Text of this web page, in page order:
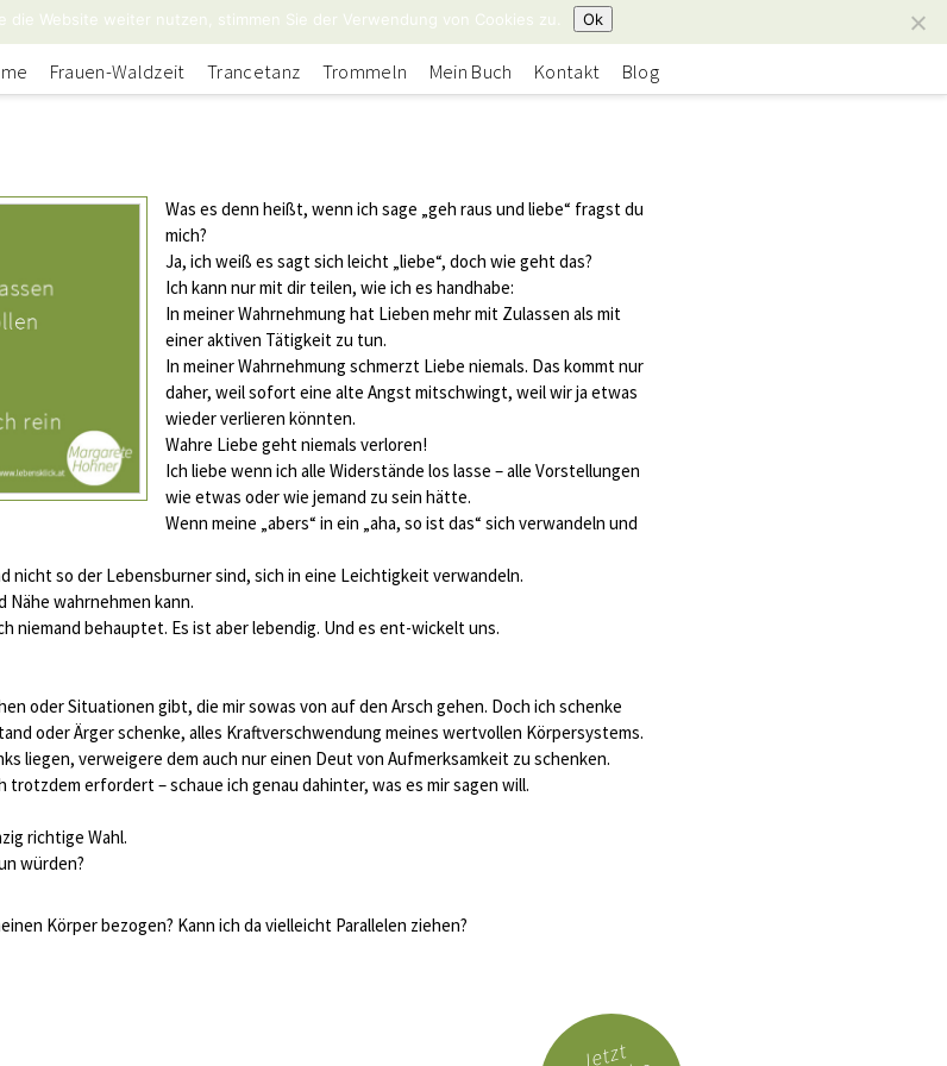
Frauen-Waldzeit Trancetanz Trommeln Mein Buch Kontakt Blog
Was es denn heißt, wenn ich sage „geh raus und liebe“ fragst du
mich?
Ja, ich weiß es sagt sich leicht „liebe“, doch wie geht das?
Ich kann nur mit dir teilen, wie ich es handhabe:
In meiner Wahrnehmung hat Lieben mehr mit Zulassen als mit
einer aktiven Tätigkeit zu tun.
In meiner Wahrnehmung schmerzt Liebe niemals. Das kommt nur
daher, weil sofort eine alte Angst mitschwingt, weil wir ja etwas
wieder verlieren könnten.
Wahre Liebe geht niemals verloren!
Ich liebe wenn ich alle Widerstände los lasse – alle Vorstellungen
wie etwas oder wie jemand zu sein hätte.
Wenn meine „abers“ in ein „aha, so ist das“ sich verwandeln und
nicht so der Lebensburner sind, sich in eine Leichtigkeit verwandeln.
Nähe wahrnehmen kann.
niemand behauptet. Es ist aber lebendig. Und es ent-wickelt uns.
oder Situationen gibt, die mir sowas von auf den Arsch gehen. Doch ich schenke
oder Ärger schenke, alles Kraftverschwendung meines wertvollen Körpersystems.
liegen, verweigere dem auch nur einen Deut von Aufmerksamkeit zu schenken.
trotzdem erfordert – schaue ich genau dahinter, was es mir sagen will.
richtige Wahl.
würden?
Körper bezogen? Kann ich da vielleicht Parallelen ziehen?
Jetzt
die Website weiter nutzen, stimmen Sie der Verwendung von Cookies zu. Ok